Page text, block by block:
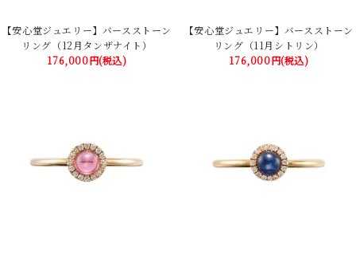
【安心堂ジュエリー】バースストーン
リング（12月タンザナイト）
176,000円(税込)
【安心堂ジュエリー】バースストーン
リング（11月シトリン）
176,000円(税込)